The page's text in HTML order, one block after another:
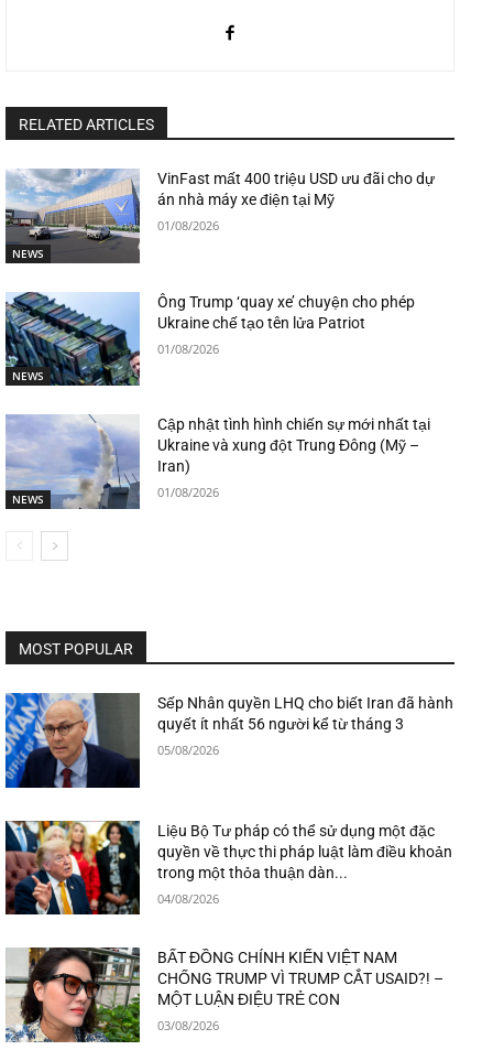
RELATED ARTICLES
NEWS
VinFast mất 400 triệu USD ưu đãi cho dự
án nhà máy xe điện tại Mỹ
01/08/2026
NEWS
Ông Trump ‘quay xe’ chuyện cho phép
Ukraine chế tạo tên lửa Patriot
01/08/2026
NEWS
Cập nhật tình hình chiến sự mới nhất tại
Ukraine và xung đột Trung Đông (Mỹ –
Iran)
01/08/2026
MOST POPULAR
Sếp Nhân quyền LHQ cho biết Iran đã hành
quyết ít nhất 56 người kể từ tháng 3
05/08/2026
Liệu Bộ Tư pháp có thể sử dụng một đặc
quyền về thực thi pháp luật làm điều khoản
trong một thỏa thuận dàn...
04/08/2026
BẤT ĐỒNG CHÍNH KIẾN VIỆT NAM
CHỐNG TRUMP VÌ TRUMP CẮT USAID?! –
MỘT LUẬN ĐIỆU TRẺ CON
03/08/2026